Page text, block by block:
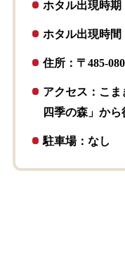
ホタル出現時期
ホタル出現時間
住所：〒485-
アクセス：こ
四季の森」から
駐車場：なし